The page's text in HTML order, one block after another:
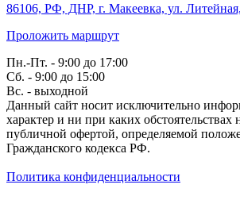
86106, РФ, ДНР, г. Макеевка, ул.
Проложить маршрут
Пн.-Пт. - 9:00 до 17:00
Сб. - 9:00 до 15:00
Вс. - выходной
Данный сайт носит исключительно
характер и ни при каких обстоятельствах
публичной офертой, определяемой
Гражданского кодекса РФ.
Политика конфиденциальности